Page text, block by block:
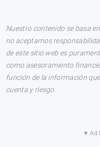
Nuestro contenido se basa
no aceptamos
de este sitio web es
como asesoramiento
función de la información
cuenta y riesgo.
▼ Ad